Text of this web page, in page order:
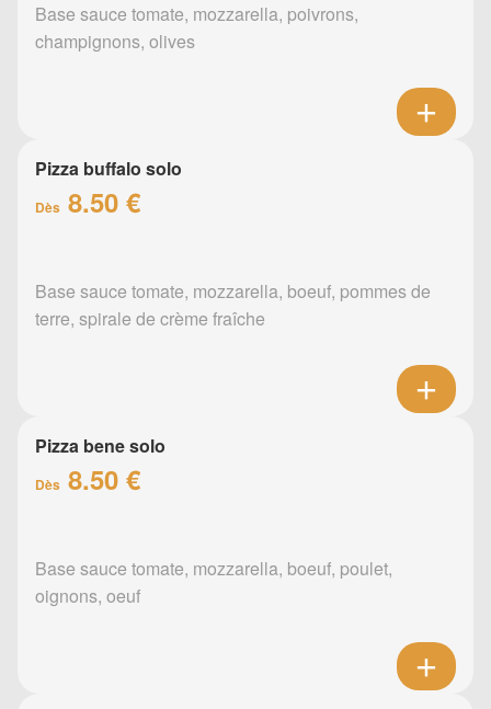
Base sauce tomate, mozzarella, poivrons,
champignons, olives
Pizza buffalo solo
Dès 8.50 €
Base sauce tomate, mozzarella, boeuf, pommes de
terre, spirale de crème fraîche
Pizza bene solo
Dès 8.50 €
Base sauce tomate, mozzarella, boeuf, poulet,
oignons, oeuf